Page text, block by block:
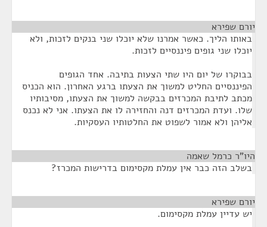
יורם שפירא
באותו הליך. כאשר אמרנו שלא יוכלו שני בנקים לזכות, ולא
יוכלו שני גופים פיננסיים לזכות.
בבוקרו של יום היו שתי הצעות בתיבה. אחד הגופים
הפיננסיים החליט למשוך את הצעתו ברגע האחרון. הוא הכניס
מכתב לתיבת המכרזים בבקשה למשוך את הצעתו, מסיבותיו
שלו. ועדת המכרזים דנה והחזירה לו את הצעתו. אני לא נכנס
אליהן ולא אמור לשפוט את החלטותיו העסקיות.
היו"ר כרמל שאמה
בשלב הזה כבר אין עמלת מקסימום בדרישות המכרז?
יורם שפירא
יש עדיין עמלת מקסימום.